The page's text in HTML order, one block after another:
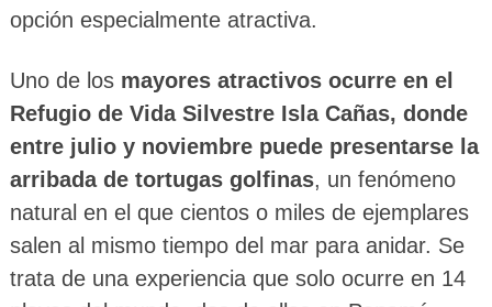
opción especialmente atractiva.
Uno de los mayores atractivos ocurre en el
Refugio de Vida Silvestre Isla Cañas, donde
entre julio y noviembre puede presentarse la
arribada de tortugas golfinas, un fenómeno
natural en el que cientos o miles de ejemplares
salen al mismo tiempo del mar para anidar. Se
trata de una experiencia que solo ocurre en 14